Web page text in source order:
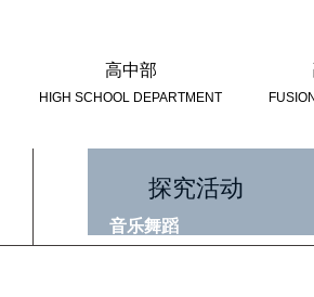
高中部
HIGH SCHOOL DEPARTMENT
音乐舞蹈
探究活动